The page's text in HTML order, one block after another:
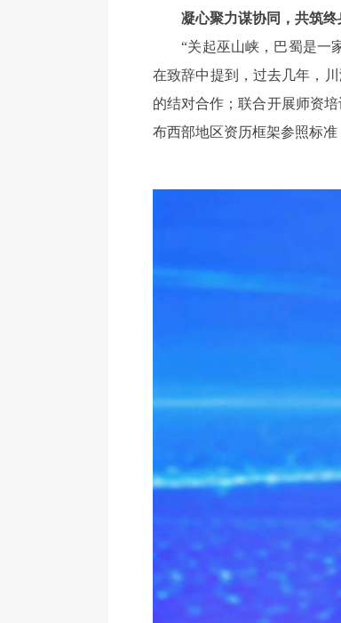
凝心聚力谋协同，共筑
“关起巫山峡，巴蜀是一家
在致辞中提到，过去几年，
的结对合作；联合开展师资
布西部地区资历框架参照标